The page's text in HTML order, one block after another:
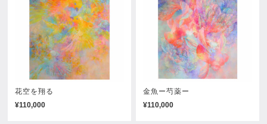
花空を翔る
¥110,000
金魚ー芍薬ー
¥110,000